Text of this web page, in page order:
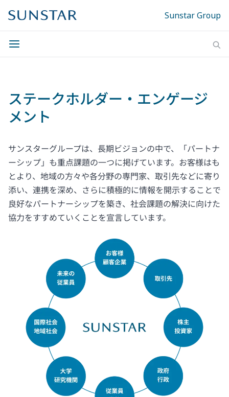
Sunstar Group
ステークホルダー・エンゲージ
メント
サンスターグループは、長期ビジョンの中で、「パートナ
ーシップ」も重点課題の一つに掲げています。お客様はも
とより、地域の方々や各分野の専門家、取引先などに寄り
添い、連携を深め、さらに積極的に情報を開示することで
良好なパートナーシップを築き、社会課題の解決に向けた
協力をすすめていくことを宣言しています。